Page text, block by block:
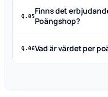
Q.05Finns det
Poängshop?
Q.06Vad är värdet per